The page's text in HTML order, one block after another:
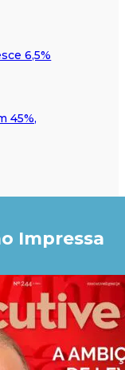
6,5%
45%,
Impressa